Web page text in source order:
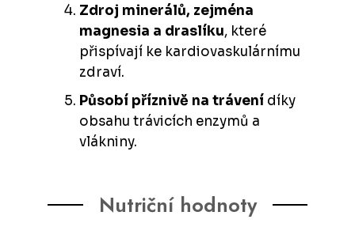
Zdroj minerálů, zejména
magnesia a draslíku, které
přispívají ke kardiovaskulárnímu
zdraví.
Působí příznivě na trávení díky
obsahu trávicích enzymů a
vlákniny.
Nutriční hodnoty